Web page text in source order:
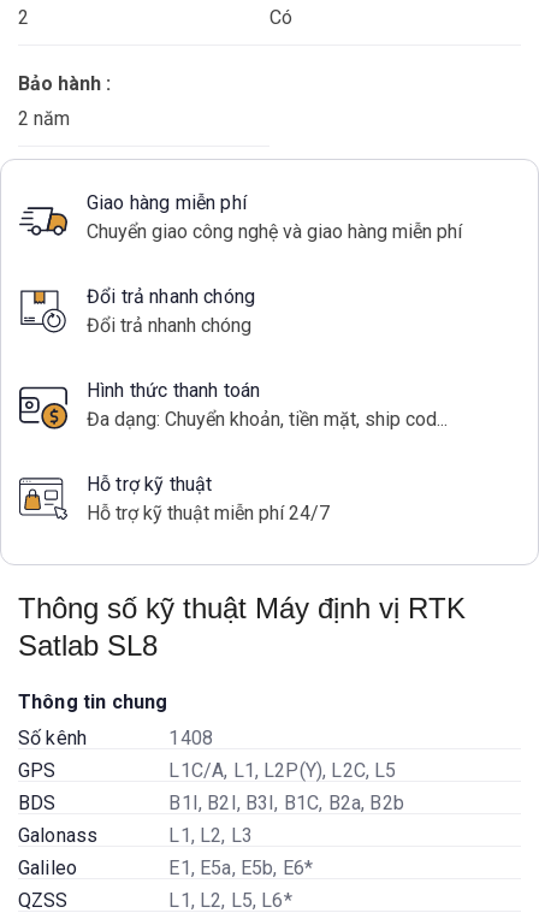
2
Có
Bảo hành :
2 năm
Giao hàng miễn phí
Chuyển giao công nghệ và giao hàng miễn phí
Đổi trả nhanh chóng
Đổi trả nhanh chóng
Hình thức thanh toán
Đa dạng: Chuyển khoản, tiền mặt, ship cod...
Hỗ trợ kỹ thuật
Hỗ trợ kỹ thuật miễn phí 24/7
Thông số kỹ thuật Máy định vị RTK
Satlab SL8
Thông tin chung
Số kênh
1408
GPS
L1C/A, L1, L2P(Y), L2C, L5
BDS
B1I, B2I, B3I, B1C, B2a, B2b
Galonass
L1, L2, L3
Galileo
E1, E5a, E5b, E6*
QZSS
L1, L2, L5, L6*